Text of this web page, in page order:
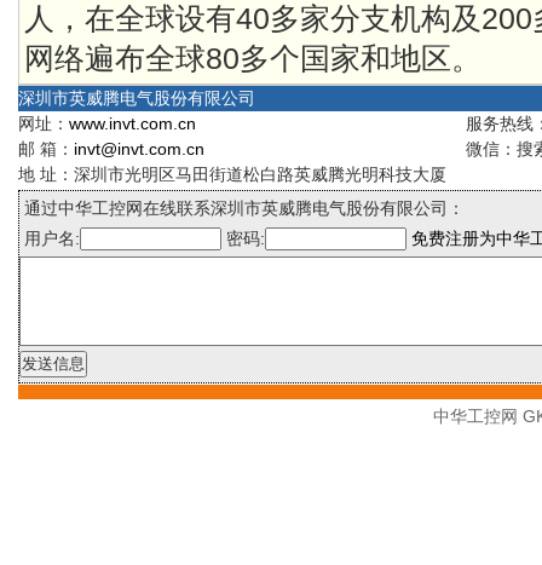
人，在全球设有40多家分支机构及
网络遍布全球80多个国家和地区。
深圳市英威腾电气股份有限公司
网址： www.invt.com.cn
服务热线
邮 箱： invt@invt.com.cn
微信：搜
地 址：深圳市光明区马田街道松白路英威腾光明科技大厦
通过中华工控网在线联系深圳市英威腾电气股份有限公司：
用户名:
密码: 免费注册为中华
中华工控网